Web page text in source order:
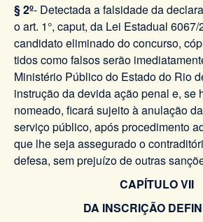
§ 2º- Detectada a falsidade da
o art. 1°, caput, da Lei Estadual
candidato eliminado do concurso,
tidos como falsos serão
Ministério Público do Estado do Rio
instrução da devida ação penal e, se
nomeado, ficará sujeito à anulação
serviço público, após procedimento
que lhe seja assegurado o
defesa, sem prejuízo de outras
CAPÍTULO VII
DA INSCRIÇÃO